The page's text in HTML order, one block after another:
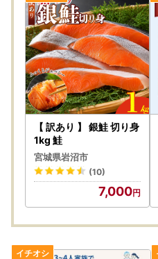
【 訳あり 】 銀鮭 切り身
1kg 鮭
宮城県岩沼市
(10)
7,000